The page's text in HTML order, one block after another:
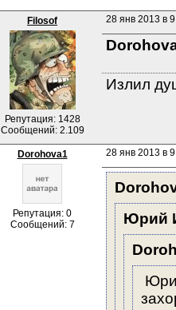
Filosof
Репутация: 1428
Сообщений: 2.109
28 янв 2013 в
Излил
Dorohova1
Репутация: 0
Сообщений: 7
28 янв 2013 в
Юрий